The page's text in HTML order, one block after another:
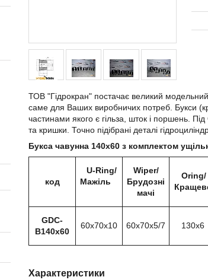
ТОВ "Гідрокран" постачає великий
саме для Ваших виробничих потреб. Букси
частинами якого є гільза, шток і поршень.
та кришки. Точно підібрані деталі
Букса чавунна 140х60 з комплектом
код
U-Ring/
Мажіль
Wiper/
Брудозні
мачі
Oring/
GDC-
B140x60
60х70х10 60х70х5/7 130х6
Характеристики